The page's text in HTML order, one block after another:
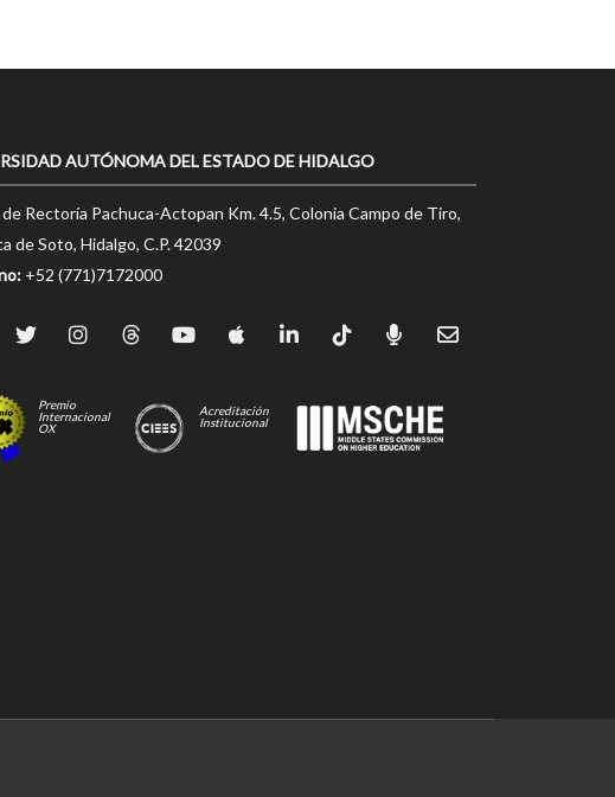
AUTÓNOMA DEL ESTADO DE HIDALGO
Rectoría Pachuca-Actopan Km. 4.5, Colonia Campo de Tiro,
de Soto, Hidalgo, C.P. 42039
+52 (771)7172000
Premio
Internacional
OX
Acreditación
Institucional